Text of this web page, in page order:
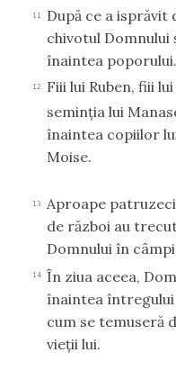
11
După ce a
chivotul
înaintea poporului.
12
Fiii lui Ruben, fiii
seminţia lui
înaintea copiilor
Moise.
13
Aproape
de război au
Domnului în
14 În ziua aceea,
înaintea întregului
cum se temuseră
vieţii lui.